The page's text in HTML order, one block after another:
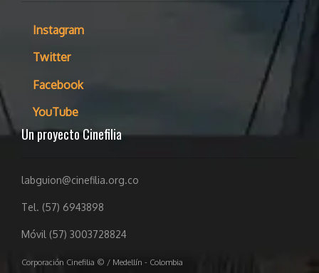
Instagram
Twitter
Facebook
YouTube
Un proyecto Cinefilia
labguion@cinefilia.org.co
Tel. (57) 6943898
Móvil (57) 3003728824
Corporación Cinefilia © / Medellín - Colombia